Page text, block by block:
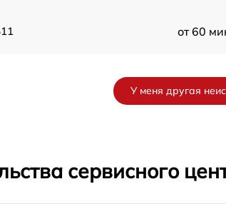
от 60
У меня другая
сервисного